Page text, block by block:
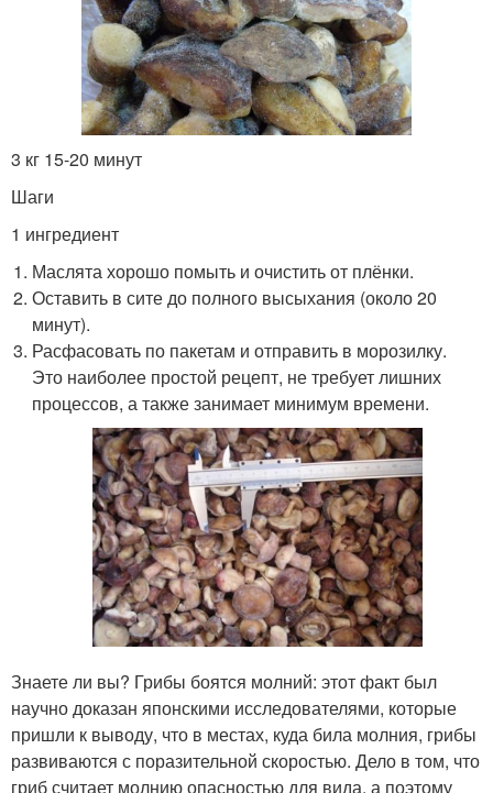
3 кг 15-20 минут
Шаги
1 ингредиент
Маслята хорошо помыть и очистить от плёнки.
Оставить в сите до полного высыхания (около 20
минут).
Расфасовать по пакетам и отправить в морозилку.
Это наиболее простой рецепт, не требует лишних
процессов, а также занимает минимум времени.
Знаете ли вы? Грибы боятся молний: этот факт был
научно доказан японскими исследователями, которые
пришли к выводу, что в местах, куда била молния, грибы
развиваются с поразительной скоростью. Дело в том, что
гриб считает молнию опасностью для вида, а поэтому